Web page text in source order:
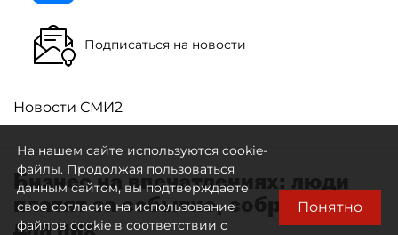
Подписаться на новости
Новости СМИ2
Бизнес на впечатлениях: люди
платят за событие, собранное
для них
На нашем сайте используются cookie-
файлы. Продолжая пользоваться
данным сайтом, вы подтверждаете
свое согласие на использование
файлов cookie в соответствии с
Понятно